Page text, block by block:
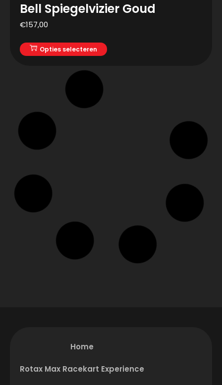
Bell Spiegelvizier Goud
€157,00
Opties selecteren
Home
Rotax Max Racekart Experience